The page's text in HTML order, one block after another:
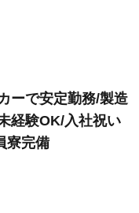
ーで安定勤務/製造
経験OK/入社祝い
寮完備